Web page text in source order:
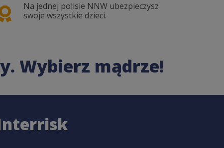
Na jednej polisie NNW ubezpieczysz
swoje wszystkie dzieci.
Wybierz mądrze!